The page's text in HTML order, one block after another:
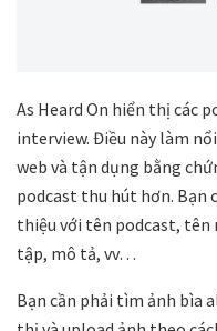
As Heard On hiển thị các
interview. Điều này làm
web và tận dụng bằng
podcast thu hút hơn. Bạn
thiệu với tên podcast,
tập, mô tả, vv…
Bạn cần phải tìm ảnh bìa